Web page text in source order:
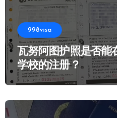
998visa
瓦努阿图护照是否能
学校的注册？